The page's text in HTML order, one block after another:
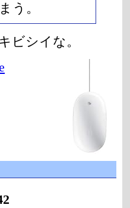
う。
ビシイな。